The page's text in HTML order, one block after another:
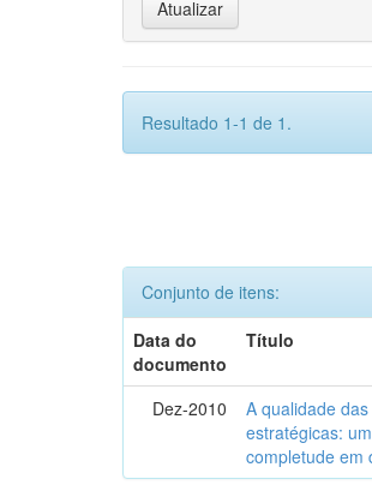
Resultado 1-1 de 1.
Conjunto de itens:
Data do
documento
Título
Dez-2010
A qualidade
estratégicas:
completude em